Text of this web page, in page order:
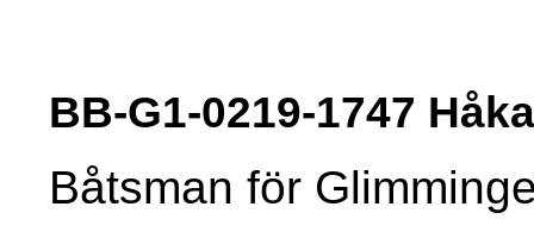
BB-G1-0219-1747
Båtsman för